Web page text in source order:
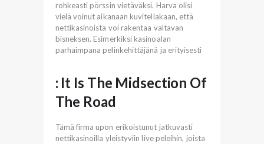
rohkeasti pörssin vietäväksi. Harva olisi
vielä voinut aikanaan kuvitellakaan, että
nettikasinoista voi rakentaa valtavan
bisneksen. Esimerkiksi kasinoalan
parhaimpana pelinkehittäjänä ja erityisesti
: It Is The Midsection Of
The Road
Tämä firma upon erikoistunut jatkuvasti
nettikasinoilla yleistyviin live peleihin, joista